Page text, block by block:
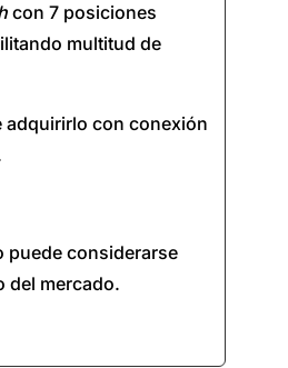
con 7 posiciones
multitud de
adquirirlo con conexión
puede considerarse
del mercado.